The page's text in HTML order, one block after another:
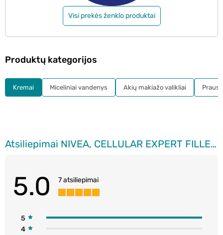
Visi prekės ženklo produktai
Atsiliepimai NIVEA, CELLULAR EXPERT FILLER, dieninis kremas su SPF30, 50 ml.
5.0 7 atsiliepimai
5
4
Produktų kategorijos
Kremai Miceliniai vandenys Akių makiažo valikliai